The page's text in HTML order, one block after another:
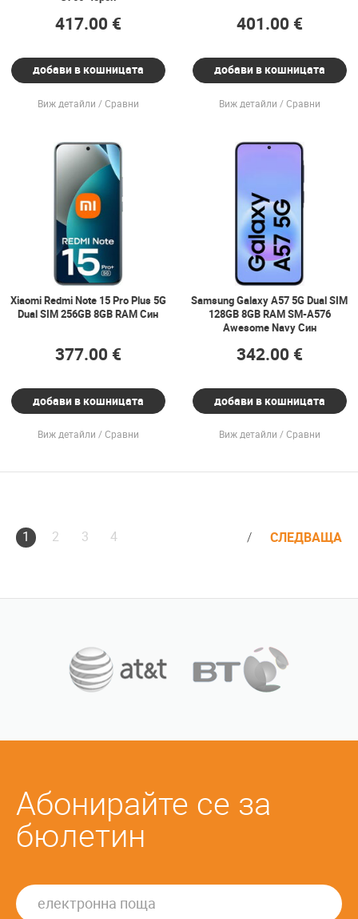
417.00 €
добави в кошницата
Виж детайли Сравни
401.00 €
добави в кошницата
Виж детайли Сравни
Xiaomi Redmi Note 15 Pro Plus 5G
Dual SIM 256GB 8GB RAM Син
377.00 €
добави в кошницата
Виж детайли Сравни
Samsung Galaxy A57 5G Dual SIM
128GB 8GB RAM SM-A576
Awesome Navy Син
342.00 €
добави в кошницата
Виж детайли Сравни
1 2 3 4 СЛЕДВАЩА
Абонирайте се за
бюлетин